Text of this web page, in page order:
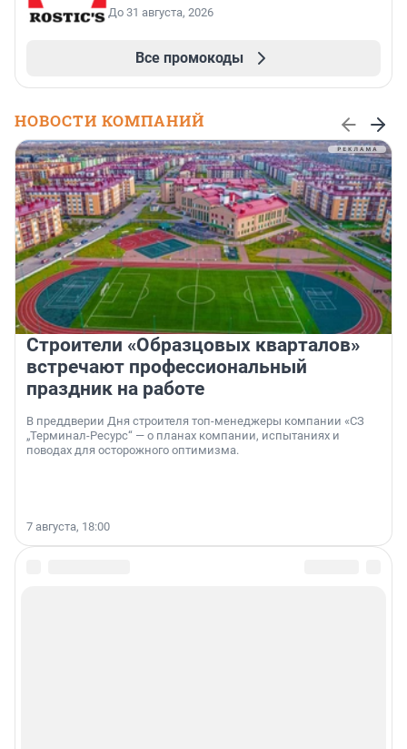
До 31 августа, 2026
Все промокоды
НОВОСТИ КОМПАНИЙ
Строители «Образцовых кварталов»
встречают профессиональный
праздник на работе
В преддверии Дня строителя топ-менеджеры компании «СЗ
„Терминал-Ресурс“ — о планах компании, испытаниях и
поводах для осторожного оптимизма.
7 августа, 18:00